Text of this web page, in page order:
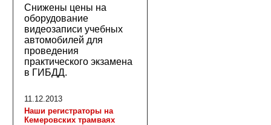
Снижены цены на
оборудование
видеозаписи учебных
автомобилей для
проведения
практического экзамена
в ГИБДД.
11.12.2013
Наши регистраторы на
Кемеровских трамваях